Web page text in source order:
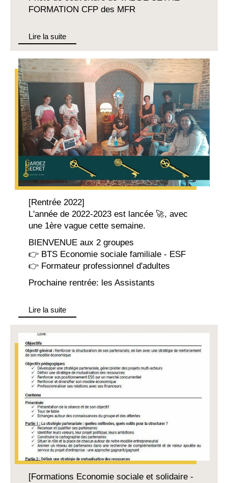
FORMATION CFP des MFR
Lire la suite
[Rentrée 2022]
L'année de 2022-2023 est lancée 🚀, avec
une 1ère vague cette semaine.
BIENVENUE aux 2 groupes
👉 BTS Economie sociale familiale - ESF
👉 Formateur professionnel d'adultes
Prochaine rentrée: les Assistants
Lire la suite
[Formations Economie sociale et solidaire -